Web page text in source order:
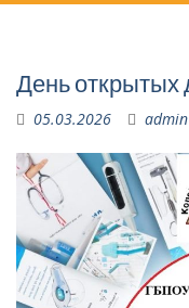
День
05.03.2026 admin